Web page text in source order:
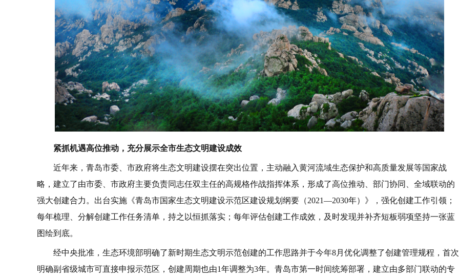
紧抓机遇高位推动，充分展示全市生态文明建设成效
近年来，青岛市委、市政府将生态文明建设摆在突出位置，主动融入黄河流域生态保护和高质量发展等国家战
略，建立了由市委、市政府主要负责同志任双主任的高规格作战指挥体系，形成了高位推动、部门协同、全域联动的
强大创建合力。出台实施《青岛市国家生态文明建设示范区建设规划纲要（2021—2030年）》，强化创建工作引领；
每年梳理、分解创建工作任务清单，持之以恒抓落实；每年评估创建工作成效，及时发现并补齐短板弱项坚持一张蓝
图绘到底。
经中央批准，生态环境部明确了新时期生态文明示范创建的工作思路并于今年8月优化调整了创建管理规程，首次
明确副省级城市可直接申报示范区，创建周期也由1年调整为3年。青岛市第一时间统筹部署，建立由多部门联动的专